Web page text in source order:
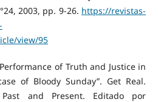
2003, pp. 9-26. https://revistas-
view/95
of Truth and Justice in
of Bloody Sunday”. Get Real.
Past and Present. Editado por